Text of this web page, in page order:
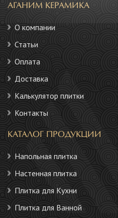
АГАНИМ КЕРАМИКА
О компании
Статьи
Оплата
Доставка
Калькулятор плитки
Контакты
КАТАЛОГ ПРОДУКЦИИ
Напольная плитка
Настенная плитка
Плитка для Кухни
Плитка для Ванной